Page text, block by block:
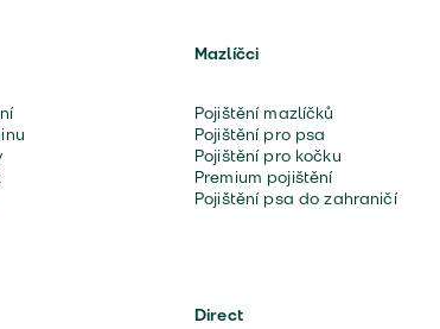
Mazlíčci
Pojištění mazlíčků
Pojištění pro psa
Pojištění pro kočku
Premium pojištění
Pojištění psa do zahraničí
Direct